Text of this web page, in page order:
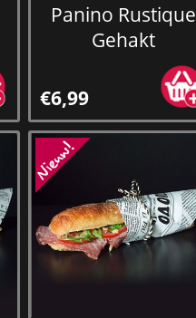
Panino Rustique
Gehakt
€6,99